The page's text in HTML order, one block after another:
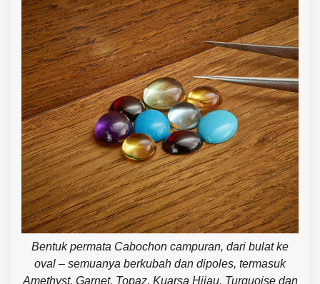
Bentuk permata Cabochon campuran, dari bulat ke
oval – semuanya berkubah dan dipoles, termasuk
Amethyst, Garnet, Topaz, Kuarsa Hijau, Turquoise dan